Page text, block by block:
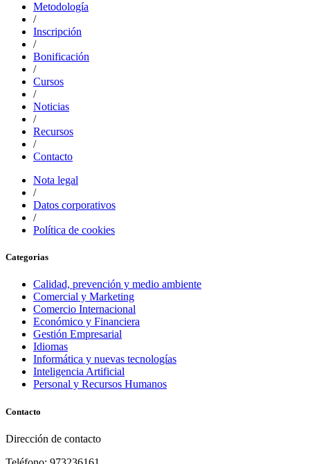
Metodología
/
Inscripción
/
Bonificación
/
Cursos
/
Noticias
/
Recursos
/
Contacto
Nota legal
/
Datos corporativos
/
Política de cookies
Categorias
Calidad, prevención y medio ambiente
Comercial y Marketing
Comercio Internacional
Económico y Financiera
Gestión Empresarial
Idiomas
Informática y nuevas tecnologías
Inteligencia Artificial
Personal y Recursos Humanos
Contacto
Dirección de contacto